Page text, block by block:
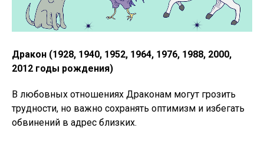
Дракон (1928, 1940, 1952, 1964, 1976, 1988, 2000,
2012 годы рождения)
В любовных отношениях Драконам могут грозить
трудности, но важно сохранять оптимизм и избегать
обвинений в адрес близких.